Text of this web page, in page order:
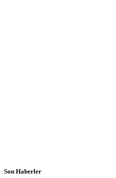
Son Haberler